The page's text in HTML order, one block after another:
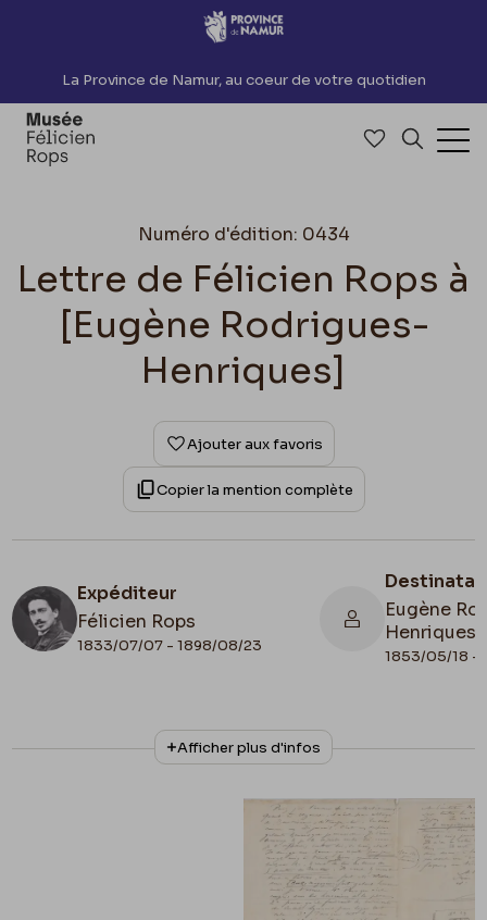
Accèder directement au contenu
La Province de Namur, au coeur de votre quotidien
Accéder à
Numéro d'édition: 0434
Lettre de Félicien Rops à
[Eugène Rodrigues-
Henriques]
Ajouter aux favoris
Copier la mention complète
Expéditeur
Félicien Rops
1833/07/07 - 1898/08/23
Eugène
Henriques
1853/05/18 -
N° d'inventaire
Amis/RAM/139
Collationnage
Autographe
Lieu de conservation
Belgique, Province de Namur, musée Félicien
Rops, Les Amis du Musée Félicien Rops
Afficher plus d'infos